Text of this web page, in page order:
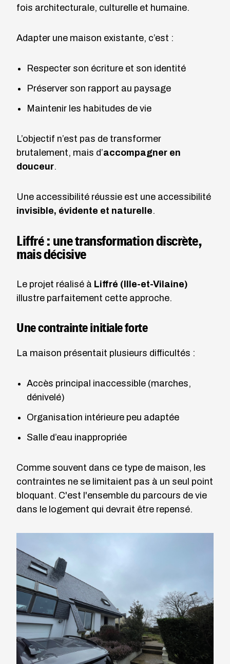
fois architecturale, culturelle et humaine.
Adapter une maison existante, c’est :
Respecter son écriture et son identité
Préserver son rapport au paysage
Maintenir les habitudes de vie
L’objectif n’est pas de transformer
brutalement, mais d’accompagner en
douceur.
Une accessibilité réussie est une accessibilité
invisible, évidente et naturelle.
Liffré : une transformation discrète,
mais décisive
Le projet réalisé à Liffré (Ille-et-Vilaine)
illustre parfaitement cette approche.
Une contrainte initiale forte
La maison présentait plusieurs difficultés :
Accès principal inaccessible (marches,
dénivelé)
Organisation intérieure peu adaptée
Salle d’eau inappropriée
Comme souvent dans ce type de maison, les
contraintes ne se limitaient pas à un seul point
bloquant. C'est l'ensemble du parcours de vie
dans le logement qui devrait être repensé.